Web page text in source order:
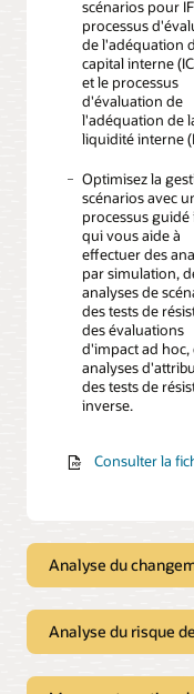
scénarios pour
processus
de l'adéquation
capital interne
et le processus
d'évaluation de
l'adéquation de
liquidité interne
Optimisez la
scénarios avec
processus
qui vous aide à
effectuer des
par simulation,
analyses de
des tests de
des évaluations
d'impact ad hoc,
analyses
des tests de
inverse.
Consulter la
Analyse du
Faites un
transition
Analyse du risque